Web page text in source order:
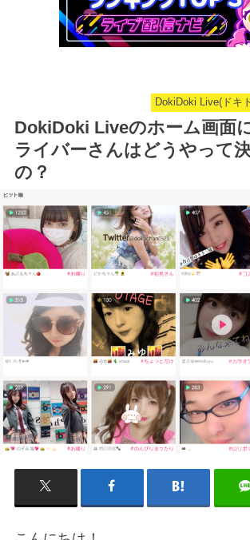
DokiDoki Live(ドキ
DokiDoki Liveのホーム画面
ライバーさんはどうやって
の？